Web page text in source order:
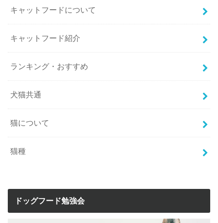
キャットフードについて
キャットフード紹介
ランキング・おすすめ
犬猫共通
猫について
猫種
ドッグフード勉強会